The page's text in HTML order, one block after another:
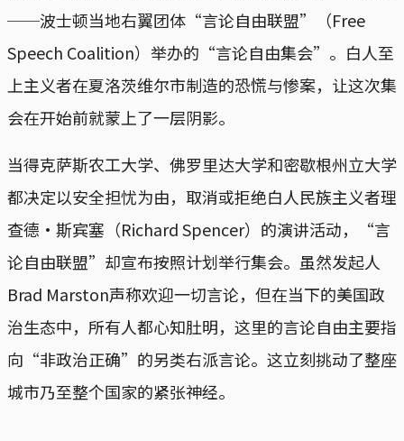
──波士顿当地右翼团体“言论自由联盟”（Free
Speech Coalition）举办的“言论自由集会”。白人至
上主义者在夏洛茨维尔市制造的恐慌与惨案，让这次集
会在开始前就蒙上了一层阴影。
当得克萨斯农工大学、佛罗里达大学和密歇根州立大学
都决定以安全担忧为由，取消或拒绝白人民族主义者理
查德·斯宾塞（Richard Spencer）的演讲活动，“言
论自由联盟”却宣布按照计划举行集会。虽然发起人
Brad Marston声称欢迎一切言论，但在当下的美国政
治生态中，所有人都心知肚明，这里的言论自由主要指
向“非政治正确”的另类右派言论。这立刻挑动了整座
城市乃至整个国家的紧张神经。